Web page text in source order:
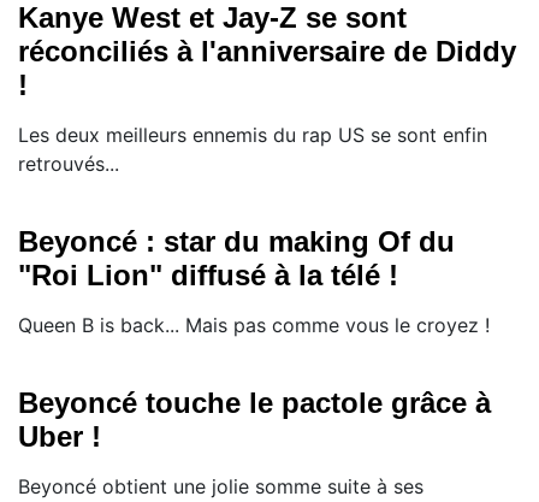
Kanye West et Jay-Z se sont
réconciliés à l'anniversaire de Diddy
!
Les deux meilleurs ennemis du rap US se sont enfin
retrouvés...
Beyoncé : star du making Of du
"Roi Lion" diffusé à la télé !
Queen B is back... Mais pas comme vous le croyez !
Beyoncé touche le pactole grâce à
Uber !
Beyoncé obtient une jolie somme suite à ses